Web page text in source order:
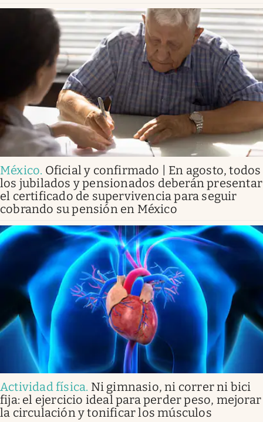
México. Oficial y confirmado | En agosto, todos
los jubilados y pensionados deberán presentar
el certificado de supervivencia para seguir
cobrando su pensión en México
Actividad física. Ni gimnasio, ni correr ni bici
fija: el ejercicio ideal para perder peso, mejorar
la circulación y tonificar los músculos